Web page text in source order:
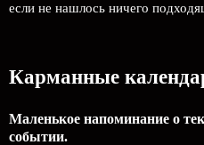
если не нашлось ничего
Карманные
Маленькое напоминание о
событии.